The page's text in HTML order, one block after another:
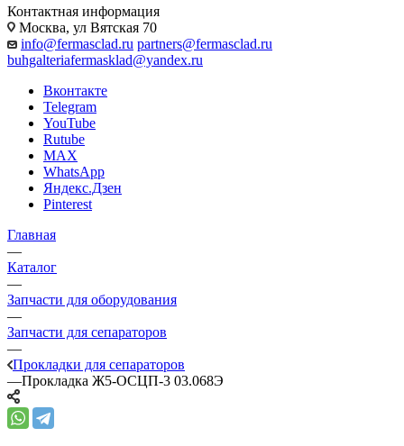
Контактная информация
Москва, ул Вятская 70
info@fermasclad.ru partners@fermasclad.ru
buhgalteriafermasklad@yandex.ru
Вконтакте
Telegram
YouTube
Rutube
MAX
WhatsApp
Яндекс.Дзен
Pinterest
Главная
—
Каталог
—
Запчасти для оборудования
—
Запчасти для сепараторов
—
Прокладки для сепараторов
—Прокладка Ж5-ОСЦП-3 03.068Э